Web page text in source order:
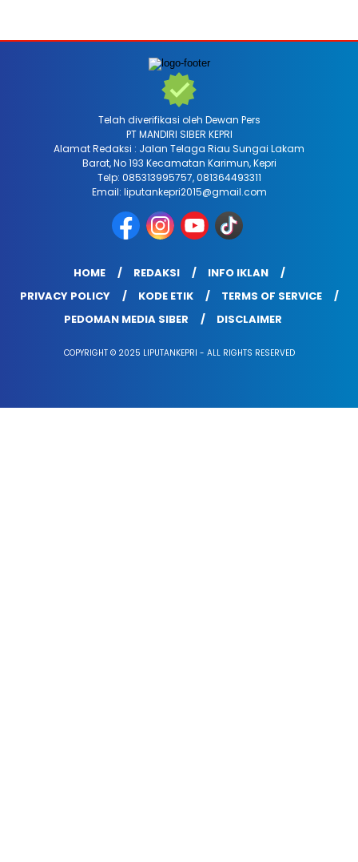
Telah diverifikasi oleh Dewan Pers
PT MANDIRI SIBER KEPRI
Alamat Redaksi : Jalan Telaga Riau Sungai Lakam
Barat, No 193 Kecamatan Karimun, Kepri
Telp: 085313995757, 081364493311
Email: liputankepri2015@gmail.com
HOME REDAKSI
INFO IKLAN
PRIVACY POLICY
KODE ETIK
TERMS OF SERVICE
PEDOMAN MEDIA SIBER
DISCLAIMER
COPYRIGHT © 2025 LIPUTANKEPRI - ALL RIGHTS RESERVED